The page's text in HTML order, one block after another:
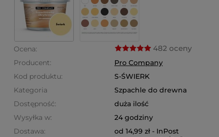
Ocena: 482 oceny
Producent:
Pro Company
Kod produktu:
S-ŚWIERK
Kategoria
Szpachle do drewna
Dostępność:
duża ilość
Wysyłka w:
24 godziny
Dostawa:
od 14,99 zł - InPost